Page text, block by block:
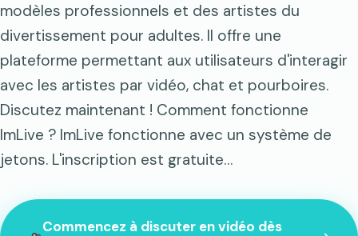
modèles professionnels et des artistes du
divertissement pour adultes. Il offre une
plateforme permettant aux utilisateurs d'interagir
avec les artistes par vidéo, chat et pourboires.
Discutez maintenant ! Comment fonctionne
ImLive ? ImLive fonctionne avec un système de
jetons. L'inscription est gratuite…
Commencez à discuter en vidéo dès